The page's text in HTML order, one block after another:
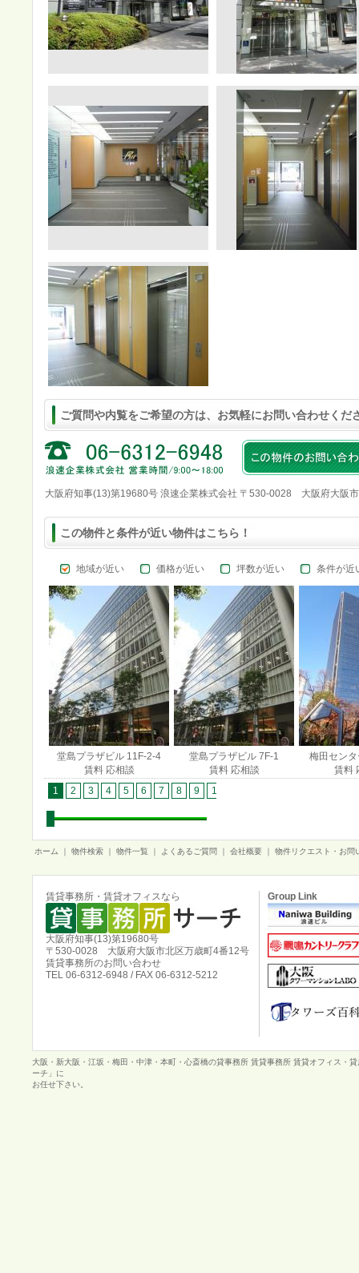
ご質問や内覧をご希望の方は、お気軽にお問い合わせくだ
大阪府知事(13)第19680号 浪速企業株式会社 〒530-0028 大阪府大阪
この物件と条件が近い物件はこちら！
地域が近い 価格が近い 坪数が近い 条件が近
堂島プラザビル 11F-2-4
賃料 応相談
堂島プラザビル 7F-1
賃料 応相談
梅田セン
賃料
1
2 3 4 5 6 7 8 9 10
ホーム 物件検索 物件一覧 よくあるご質問 会社概要 物件リクエスト・お問
賃貸事務所・賃貸オフィスなら
大阪府知事(13)第19680号
〒530-0028 大阪府大阪市北区万歳町4番12号
賃貸事務所のお問い合わせ
TEL 06-6312-6948 / FAX 06-6312-5212
Group Link
大阪・新大阪・江坂・梅田・中津・本町・心斎橋の貸事務所 賃貸事務所 賃貸オフィス・
ーチ」に
お任せ下さい。